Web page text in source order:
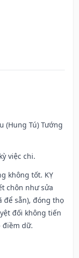
(Hung Tú) Tướng
việc chi.
không tốt. KỴ
chôn như sửa
để sẵn), đóng thọ
đối không tiến
điềm dữ.